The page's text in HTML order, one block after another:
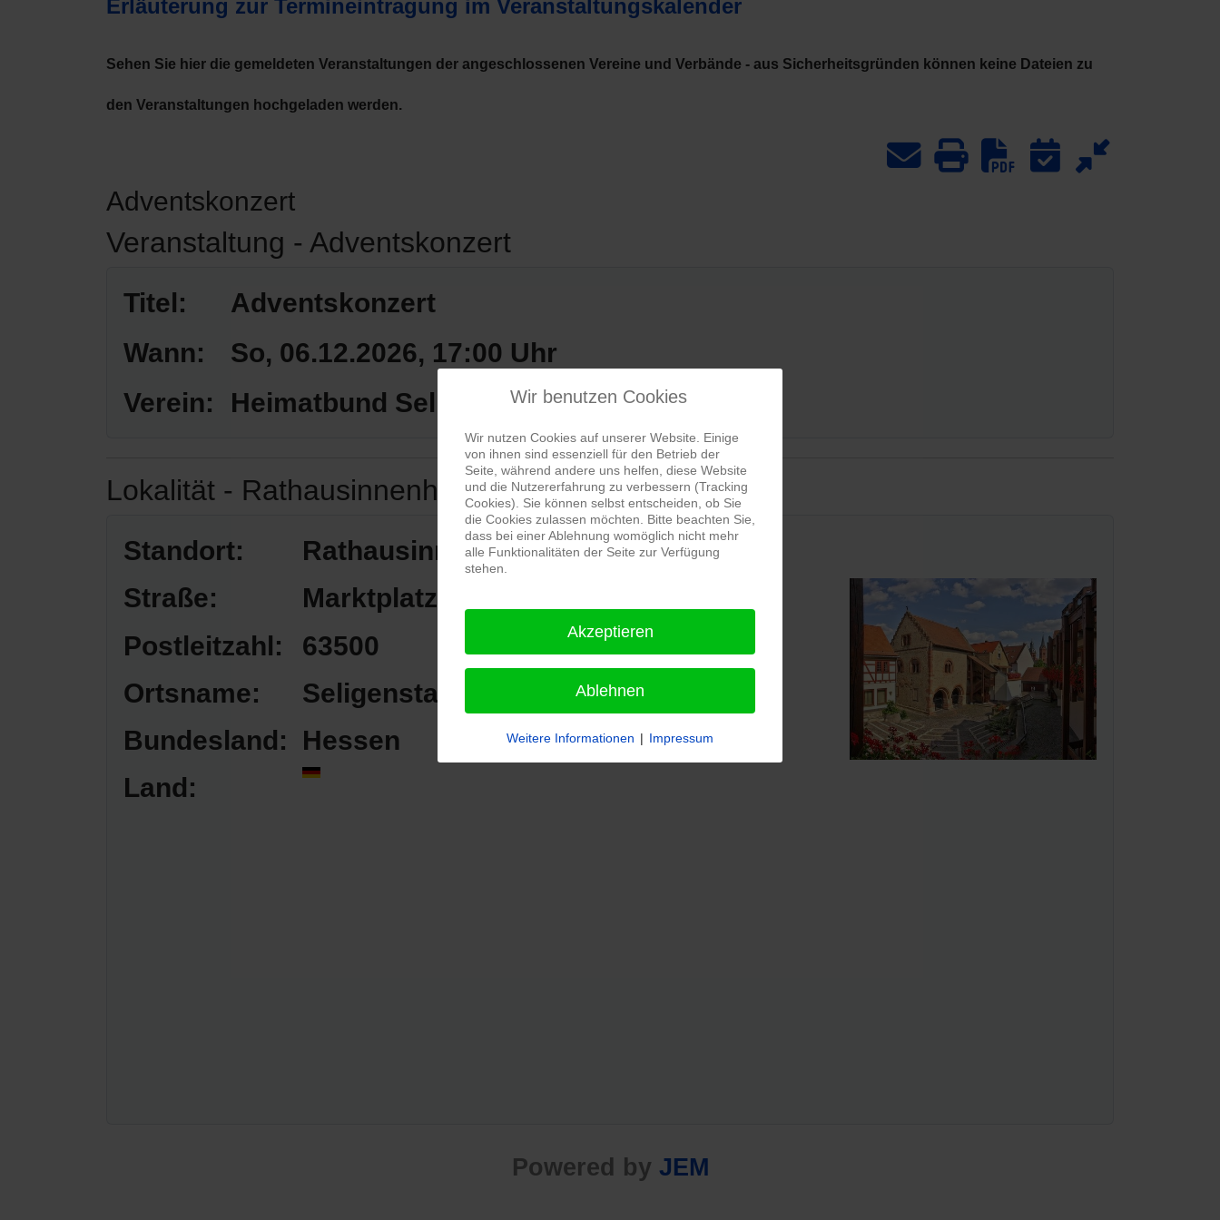
Erläuterung zur Termineintragung im Veranstaltungskalender
Sehen Sie hier die gemeldeten Veranstaltungen der angeschlossenen Vereine und Verbände - aus Sicherheitsgründen können keine Dateien zu
den Veranstaltungen hochgeladen werden.
Download PDF
Adventskonzert
Veranstaltung - Adventskonzert
Titel:
Adventskonzert
Wann:
So, 06.12.2026, 17:00 Uhr
Verein:
Heimatbund Seligenstadt
Lokalität - Rathausinnenhof
Standort:
Rathausinnenhof
Straße:
Marktplatz
Postleitzahl:
63500
Ortsname:
Seligenstadt
Bundesland:
Hessen
Land:
Powered by JEM
Wir benutzen Cookies
Wir nutzen Cookies auf unserer Website. Einige
von ihnen sind essenziell für den Betrieb der
Seite, während andere uns helfen, diese Website
und die Nutzererfahrung zu verbessern (Tracking
Cookies). Sie können selbst entscheiden, ob Sie
die Cookies zulassen möchten. Bitte beachten Sie,
dass bei einer Ablehnung womöglich nicht mehr
alle Funktionalitäten der Seite zur Verfügung
stehen.
Akzeptieren
Ablehnen
Weitere Informationen | Impressum